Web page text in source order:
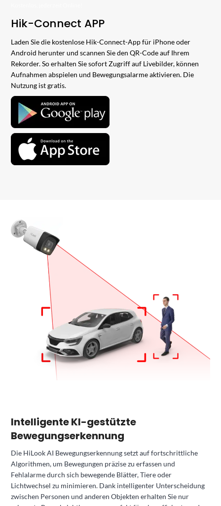
Hik-Connect APP
Laden Sie die kostenlose Hik-Connect-App für iPhone oder
Android herunter und scannen Sie den QR-Code auf Ihrem
Rekorder. So erhalten Sie sofort Zugriff auf Livebilder, können
Aufnahmen abspielen und Bewegungsalarme aktivieren. Die
Nutzung ist gratis.
Intelligente KI-gestützte
Bewegungserkennung
Die HiLook AI Bewegungserkennung setzt auf fortschrittliche
Algorithmen, um Bewegungen präzise zu erfassen und
Fehlalarme durch sich bewegende Blätter, Tiere oder
Lichtwechsel zu minimieren. Dank intelligenter Unterscheidung
zwischen Personen und anderen Objekten erhalten Sie nur